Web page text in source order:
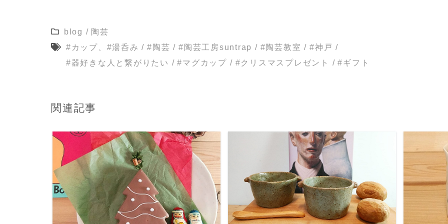
blog / 陶芸
#カップ、#湯呑み / #陶芸 / #陶芸工房suntrap / #陶芸教室 / #神戸 /
#器好きな人と繋がりたい / #マグカップ / #クリスマスプレゼント / #ギフト
関連記事
READ MORE READ MORE